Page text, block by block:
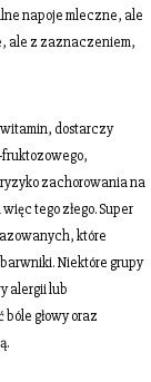
napoje mleczne, ale
ale z zaznaczeniem,
witamin, dostarczy
zachorowania na
tego złego. Super
które
Niektóre grupy
alergii lub
głowy oraz